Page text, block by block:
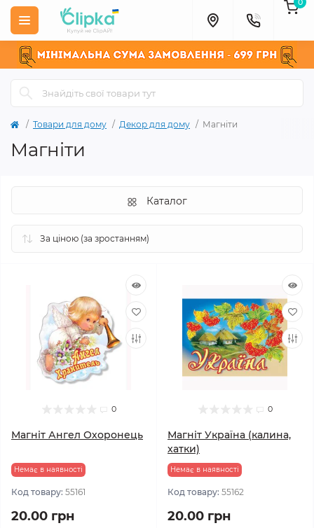
Товари для дому Декор для дому Магніти
Магніти
Каталог
0
Магніт Ангел Охоронець
Немає в наявності
Код товару: 55161
20.00 грн
0
Магніт Україна (калина,
хатки)
Немає в наявності
Код товару: 55162
20.00 грн